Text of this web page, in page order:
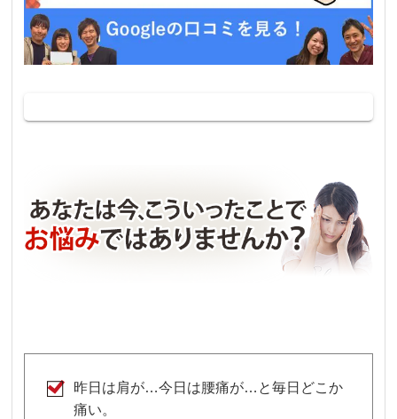
昨日は肩が…今日は腰痛が…と毎日どこか
痛い。